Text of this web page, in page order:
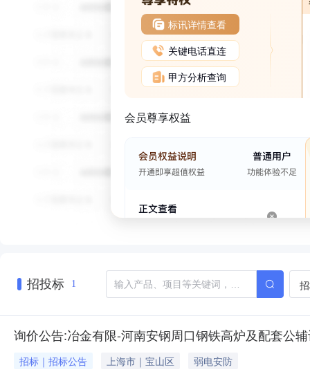
标讯详情查看
关键电话直连
甲方分析查询
会员尊享权益
招投标 1
询价公告:冶金有限-河南安钢周口钢铁高炉及配套公
招标｜招标公告 上海市｜宝山区
弱电安防